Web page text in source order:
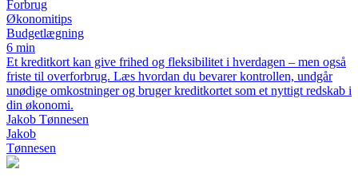
Forbrug
Økonomitips
Budgetlægning
6 min
Et kreditkort kan give frihed og fleksibilitet i hverdagen – men også
friste til overforbrug. Læs hvordan du bevarer kontrollen, undgår
unødige omkostninger og bruger kreditkortet som et nyttigt redskab i
din økonomi.
Jakob Tønnesen
Jakob
Tønnesen